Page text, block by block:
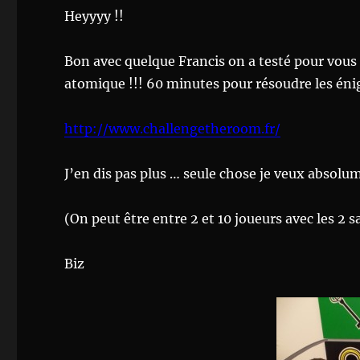
Heyyyy !!
Bon avec quelque Francis on a testé pour
atomique !!! 60 minutes pour résoudre les
http://www.challengetheroom.fr/
J’en dis pas plus … seule chose je veux
(On peut être entre 2 et 10 joueurs avec les 2
Biz